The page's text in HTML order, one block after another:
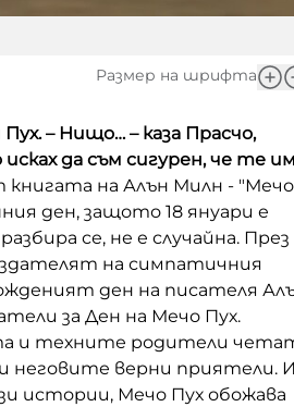
Размер на шрифта
– Нищо… – каза Прасчо,
да съм сигурен, че те
на Алън Милн - "Мечо
ден, защото 18 януари е
се, не е случайна. През
на симпатичния
ден на писателя
за Ден на Мечо Пух.
и техните родители
неговите верни приятели.
истории, Мечо Пух обожава